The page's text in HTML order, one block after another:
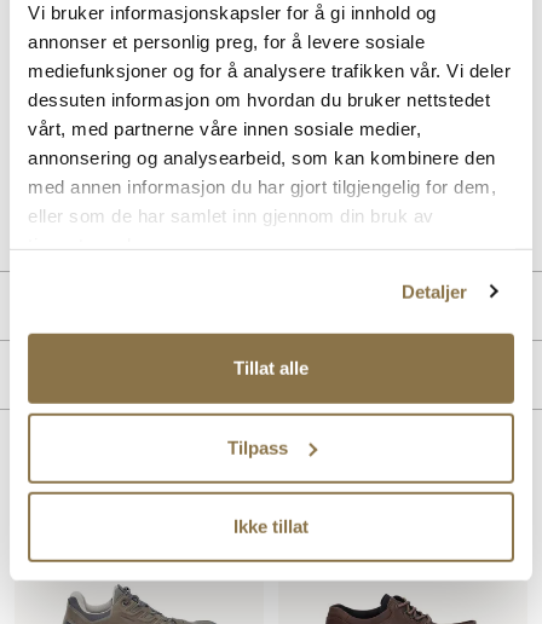
Vi bruker informasjonskapsler for å gi innhold og
annonser et personlig preg, for å levere sosiale
mediefunksjoner og for å analysere trafikken vår. Vi deler
dessuten informasjon om hvordan du bruker nettstedet
vårt, med partnerne våre innen sosiale medier,
annonsering og analysearbeid, som kan kombinere den
med annen informasjon du har gjort tilgjengelig for dem,
eller som de har samlet inn gjennom din bruk av
Detaljer
Tillat alle
Tilpass
Ikke tillat
ECCO Rugged Track er lett, fleksibel og veldig komfortabel.
Overdelen består av pustende og slitesterk oljet nubuck. Yttersåle
med grovt mønster gir trekkraft i forskjellige typer værforhold.
Uttakbar yttersåle som kan skiftes ut og ikke minst luftes etter at
skoene har vært i bruk. Perfekt arbeids- og fritidssko for mannen
som foretrekker en litt kraftigere sko.
Art. nr 02247409
Lev. art. nr838144
Fettet skinn, Nubuk skinn
Såle:Godt grep, Gummi, Støtdempende
Lignende produkter